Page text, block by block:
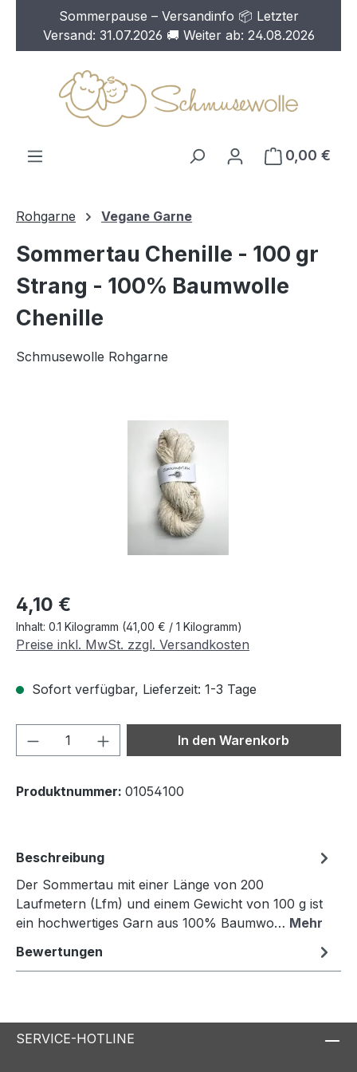
Zum Hauptinhalt springen
Sommerpause – Versandinfo 📦 Letzter
Versand: 31.07.2026 🚚 Weiter ab: 24.08.2026
0,00 €
Rohgarne Vegane Garne
Sommertau Chenille - 100 gr
Strang - 100% Baumwolle
Chenille
Schmusewolle Rohgarne
Regulärer Preis:
4,10 €
Inhalt: 0.1 Kilogramm (41,00 € / 1 Kilogramm)
Preise inkl. MwSt. zzgl. Versandkosten
Sofort verfügbar, Lieferzeit: 1-3 Tage
Produkt Anzahl: Gib denIn den Warenkorb
Produktnummer: 01054100
Beschreibung
Der Sommertau mit einer Länge von 200
Laufmetern (Lfm) und einem Gewicht von 100 g ist
ein hochwertiges Garn aus 100% Baumwo… Mehr
Bewertungen
SERVICE-HOTLINE